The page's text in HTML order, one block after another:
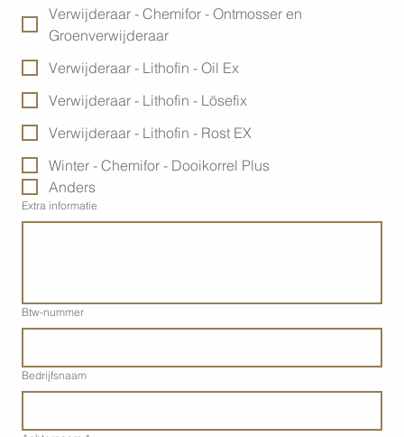
Verwijderaar - Chemifor - Ontmosser en
Groenverwijderaar
Verwijderaar - Lithofin - Oil Ex
Verwijderaar - Lithofin - Lösefix
Verwijderaar - Lithofin - Rost EX
Winter - Chemifor - Dooikorrel Plus
Anders
Extra informatie
Btw-nummer
Bedrijfsnaam